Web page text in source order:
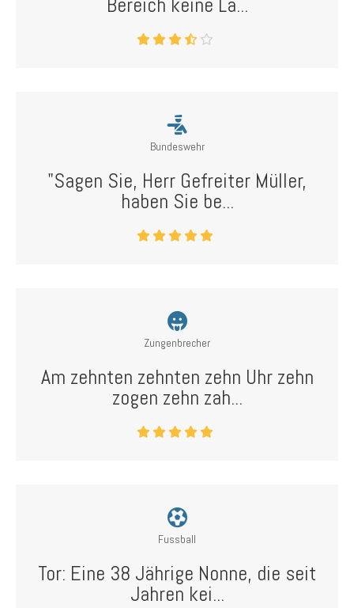
Bundeswehr
"Sagen Sie, Herr Gefreiter Müller,
haben Sie be...
Zungenbrecher
Am zehnten zehnten zehn Uhr zehn
zogen zehn zah...
Fussball
Tor: Eine 38 Jährige Nonne, die seit
Jahren kei...